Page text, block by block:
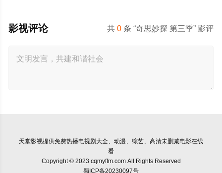
共0 条 “奇思妙探 第三季” 影评
影视评论
天堂影视提供免费热播电视剧大全、动漫、综艺、高清未删减电影在线
看
Copyright © 2023 cqmyffm.com All Rights Reserved
蜀ICP备20230097号